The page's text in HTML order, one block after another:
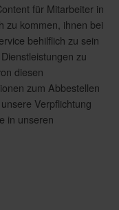
für Mitarbeiter in
zu kommen, ihnen bei
behilflich zu sein
zu
diesen
zum Abbestellen
Verpflichtung
in unseren